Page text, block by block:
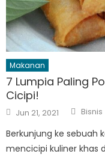
Makanan
7 Lumpia Paling
Cicipi!
Posted
on
Jun 21, 2021 Author
Bisnis
Berkunjung ke sebuah
mencicipi kuliner khas